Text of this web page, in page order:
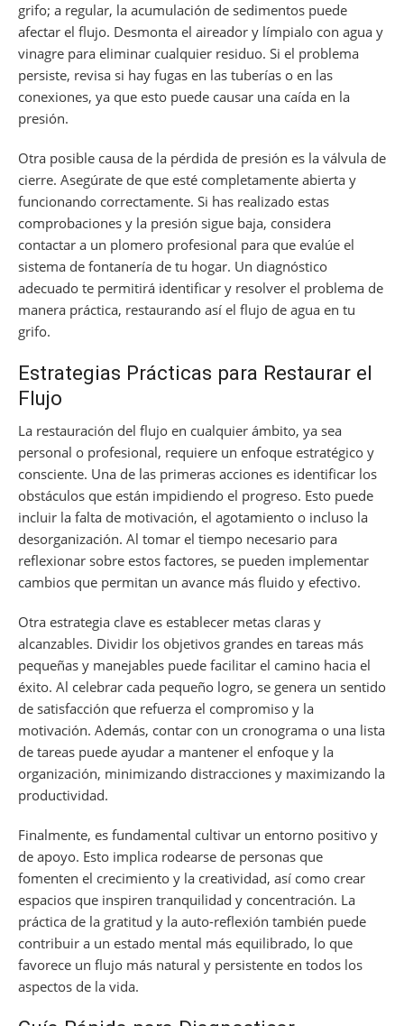
grifo; a regular, la acumulación de sedimentos puede
afectar el flujo. Desmonta el aireador y límpialo con agua y
vinagre para eliminar cualquier residuo. Si el problema
persiste, revisa si hay fugas en las tuberías o en las
conexiones, ya que esto puede causar una caída en la
presión.
Otra posible causa de la pérdida de presión es la válvula de
cierre. Asegúrate de que esté completamente abierta y
funcionando correctamente. Si has realizado estas
comprobaciones y la presión sigue baja, considera
contactar a un plomero profesional para que evalúe el
sistema de fontanería de tu hogar. Un diagnóstico
adecuado te permitirá identificar y resolver el problema de
manera práctica, restaurando así el flujo de agua en tu
grifo.
Estrategias Prácticas para Restaurar el
Flujo
La restauración del flujo en cualquier ámbito, ya sea
personal o profesional, requiere un enfoque estratégico y
consciente. Una de las primeras acciones es identificar los
obstáculos que están impidiendo el progreso. Esto puede
incluir la falta de motivación, el agotamiento o incluso la
desorganización. Al tomar el tiempo necesario para
reflexionar sobre estos factores, se pueden implementar
cambios que permitan un avance más fluido y efectivo.
Otra estrategia clave es establecer metas claras y
alcanzables. Dividir los objetivos grandes en tareas más
pequeñas y manejables puede facilitar el camino hacia el
éxito. Al celebrar cada pequeño logro, se genera un sentido
de satisfacción que refuerza el compromiso y la
motivación. Además, contar con un cronograma o una lista
de tareas puede ayudar a mantener el enfoque y la
organización, minimizando distracciones y maximizando la
productividad.
Finalmente, es fundamental cultivar un entorno positivo y
de apoyo. Esto implica rodearse de personas que
fomenten el crecimiento y la creatividad, así como crear
espacios que inspiren tranquilidad y concentración. La
práctica de la gratitud y la auto-reflexión también puede
contribuir a un estado mental más equilibrado, lo que
favorece un flujo más natural y persistente en todos los
aspectos de la vida.